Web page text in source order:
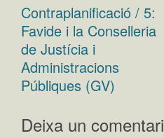
Navegació
d'entrades
Contraplanificació / 5:
Favide i la Conselleria
de Justícia i
Administracions
Públiques (GV)
Deixa un comentari